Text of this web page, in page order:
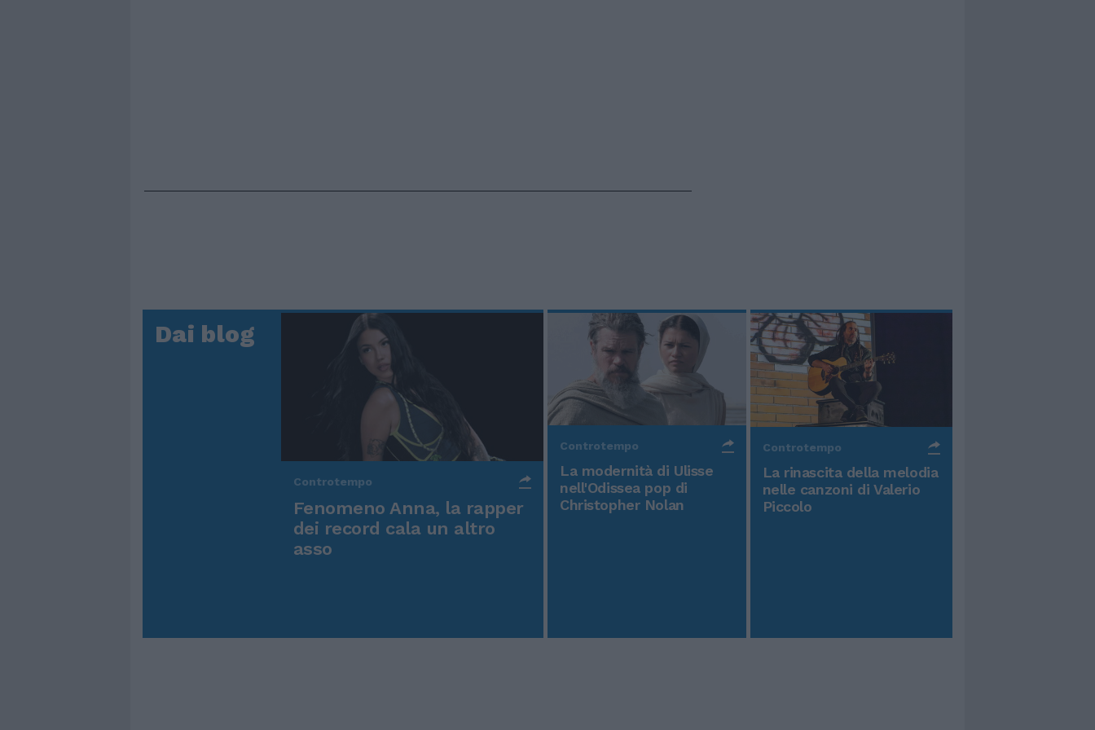
Dai blog
Controtempo
Fenomeno Anna, la rapper
dei record cala un altro
asso
Controtempo
La modernità di Ulisse
nell'Odissea pop di
Christopher Nolan
Controtempo
La rinascita della melodia
nelle canzoni di Valerio
Piccolo